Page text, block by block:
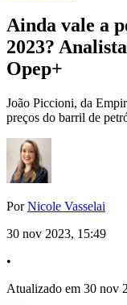
Ainda vale a
2023?
Opep+
João Piccioni, da
preços do barril de
PorNicole Vasselai
30 nov 2023, 15:49
•
Atualizado em 30 nov